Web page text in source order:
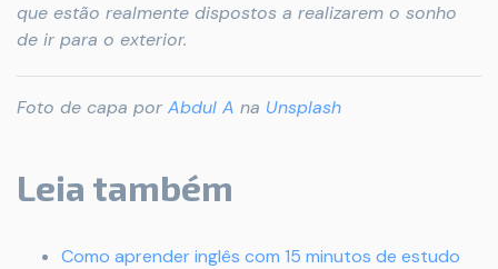
que estão realmente dispostos a realizarem o sonho
de ir para o exterior.
Foto de capa por Abdul A na Unsplash
Leia também
Como aprender inglês com 15 minutos de estudo